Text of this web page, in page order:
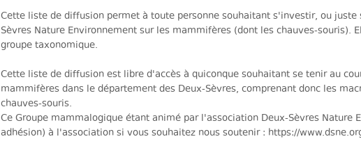
Cette liste de diffusion permet à toute personne souhaitant s'investir, ou
Sèvres Nature Environnement sur les mammifères (dont les chauves-
groupe taxonomique.
Cette liste de diffusion est libre d'accès à quiconque souhaitant se tenir au
mammifères dans le département des Deux-Sèvres, comprenant donc les
chauves-souris.
Ce Groupe mammalogique étant animé par l'association Deux-Sèvres
adhésion) à l'association si vous souhaitez nous soutenir : https://